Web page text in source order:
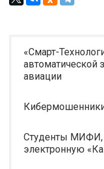
«Смарт-
автоматической
авиации
Кибермошенники
Студенты
электронную